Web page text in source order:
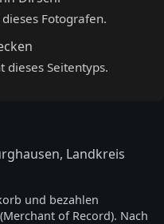
Fotografen.
dieses Seitentyps.
Landkreis
und bezahlen
of Record). Nach